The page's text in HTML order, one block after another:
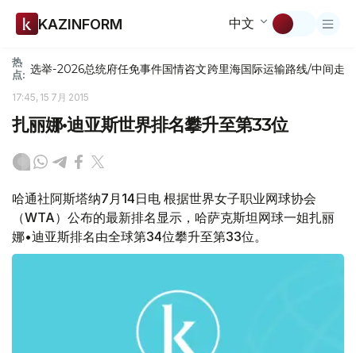
KAZINFORM 中文
热
点: 选举-2026总统府任免事件国情咨文跨里海国际运输路线/中间走廊
17:45, 15 7月 2015
扎丽娜•迪亚斯世界排名攀升至第33位
哈通社阿斯塔纳7月14日电 根据世界女子职业网球协会
（WTA）公布的最新排名显示，哈萨克斯坦网球一姐扎丽
娜•迪亚斯排名由全球第34位攀升至第33位。